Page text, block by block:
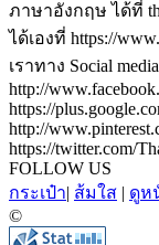
ภาษาอังกฤษ ได้ที่
ได้เองที่ https://
เราทาง Social
http://
https://
http://
https://twitter.com/
FOLLOW US
กระเป๋า| ส้มใส | ดูห
©